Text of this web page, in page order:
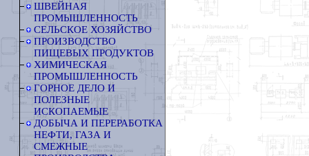
ШВЕЙНАЯ
ПРОМЫШЛЕННОСТЬ
СЕЛЬСКОЕ ХОЗЯЙСТВО
ПРОИЗВОДСТВО
ПИЩЕВЫХ ПРОДУКТОВ
ХИМИЧЕСКАЯ
ПРОМЫШЛЕННОСТЬ
ГОРНОЕ ДЕЛО И
ПОЛЕЗНЫЕ
ИСКОПАЕМЫЕ
ДОБЫЧА И ПЕРЕРАБОТКА
НЕФТИ, ГАЗА И
СМЕЖНЫЕ